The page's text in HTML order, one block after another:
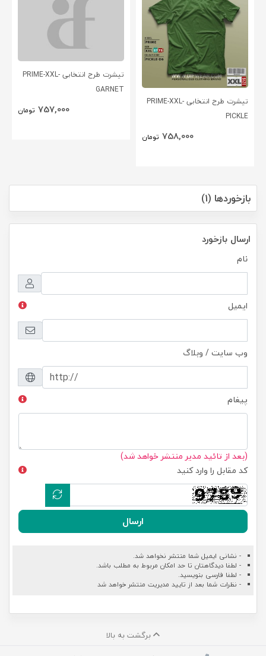
تیشرت طرح انتخابی PRIME-XXL-
PICKLE
758,000 تومان
تیشرت طرح انتخابی PRIME-XXL-
GARNET
757,000 تومان
بازخوردها (1)
ارسال بازخورد
نام
ایمیل
وب سایت / وبلاگ
پیغام
(بعد از تائید مدیر منتشر خواهد شد)
کد مقابل را وارد کنید
ارسال
- نشانی ایمیل شما منتشر نخواهد شد.
- لطفا دیدگاهتان تا حد امکان مربوط به مطلب باشد.
- لطفا فارسی بنویسید.
- نظرات شما بعد از تایید مدیریت منتشر خواهد شد
برگشت به بالا